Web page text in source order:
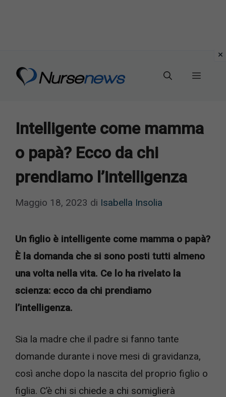
Menu
Intelligente come mamma
o papà? Ecco da chi
prendiamo l’intelligenza
Maggio 18, 2023 di Isabella Insolia
Un figlio è intelligente come mamma o papà?
È la domanda che si sono posti tutti almeno
una volta nella vita. Ce lo ha rivelato la
scienza: ecco da chi prendiamo
l’intelligenza.
Sia la madre che il padre si fanno tante
domande durante i nove mesi di gravidanza,
così anche dopo la nascita del proprio figlio o
figlia. C’è chi si chiede a chi somiglierà